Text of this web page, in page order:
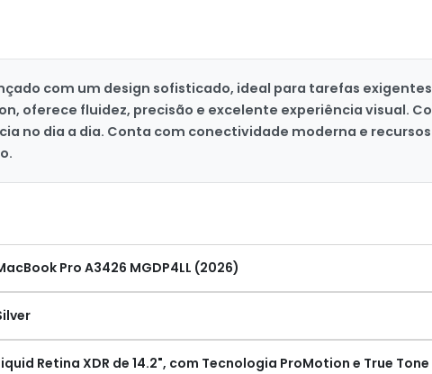
com um design sofisticado, ideal para tarefas
oferece fluidez, precisão e excelente experiência visual.
no dia a dia. Conta com conectividade moderna e
Pro A3426 MGDP4LL (2026)
Retina XDR de 14.2", com Tecnologia ProMotion e True Tone